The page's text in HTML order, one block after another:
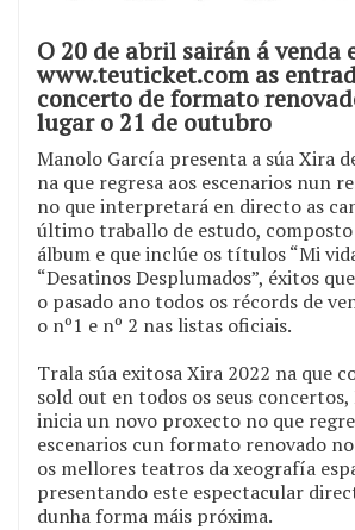
O 20 de abril sairán á venda
www.teuticket.com as
concerto de formato
lugar o 21 de outubro
Manolo García presenta a súa Xira
na que regresa aos escenarios nun
no que interpretará en directo as
último traballo de estudo,
álbum e que inclúe os títulos “Mi
“Desatinos Desplumados”, éxitos
o pasado ano todos os récords de
o nº1 e nº 2 nas listas oficiais.
Trala súa exitosa Xira 2022 na que
sold out en todos os seus
inicia un novo proxecto no que
escenarios cun formato renovado
os mellores teatros da xeografía
presentando este espectacular
dunha forma máis próxima.